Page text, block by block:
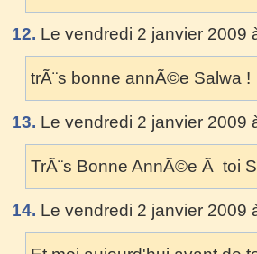
12. Le vendredi 2 janvier 2009
trÃ¨s bonne annÃ©e Salwa !
13. Le vendredi 2 janvier 2009
TrÃ¨s Bonne AnnÃ©e Ã toi
14. Le vendredi 2 janvier 2009